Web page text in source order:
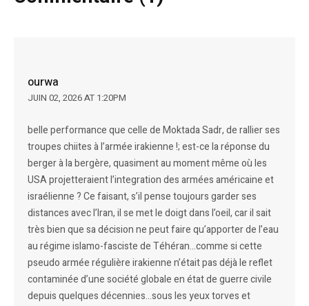
ourwa
JUIN 02, 2026 AT 1:20PM
belle performance que celle de Moktada Sadr, de rallier ses
troupes chiites à l’armée irakienne !; est-ce la réponse du
berger à la bergère, quasiment au moment même où les
USA projetteraient l’integration des armées américaine et
israélienne ? Ce faisant, s’il pense toujours garder ses
distances avec l’Iran, il se met le doigt dans l’oeil, car il sait
très bien que sa décision ne peut faire qu’apporter de l’eau
au régime islamo-fasciste de Téhéran…comme si cette
pseudo armée régulière irakienne n’était pas déjà le reflet
contaminée d’une société globale en état de guerre civile
depuis quelques décennies…sous les yeux torves et